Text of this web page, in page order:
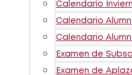
Calendario
Calendario
Calendario
Examen de
Examen de